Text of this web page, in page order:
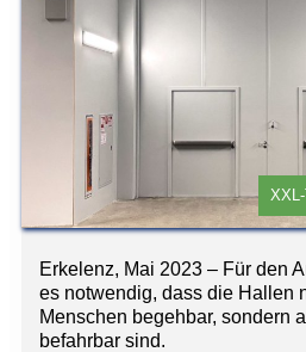
Erkelenz, Mai 2023 – Für den
es notwendig, dass die Hallen
Menschen begehbar, sondern
befahrbar sind.